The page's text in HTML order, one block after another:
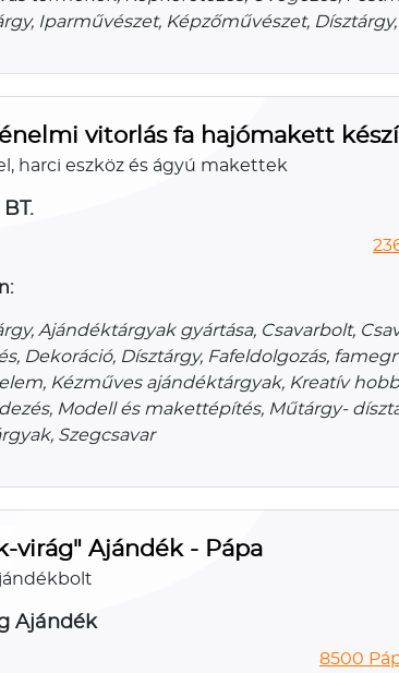
Iparművészet, Képzőművészet,
vitorlás fa hajómakett
harci eszköz és ágyú makettek
Ajándéktárgyak gyártása, Csavarbolt,
Dekoráció, Dísztárgy, Fafeldolgozás,
Kézműves ajándéktárgyak, Kreatív
Modell és makettépítés, Műtárgy-
Szegcsavar
virág" Ajándék - Pápa
Ajándék
8500